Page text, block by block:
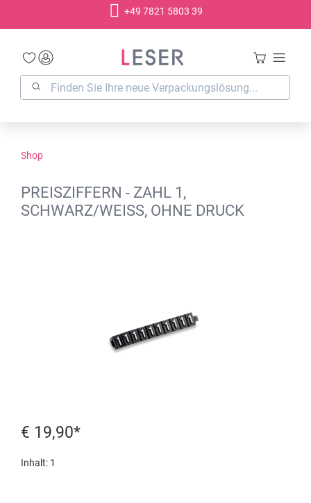
+49 7821 5803 39
Shop
PREISZIFFERN - ZAHL 1,
SCHWARZ/WEISS, OHNE DRUCK
€ 19,90*
Inhalt: 1